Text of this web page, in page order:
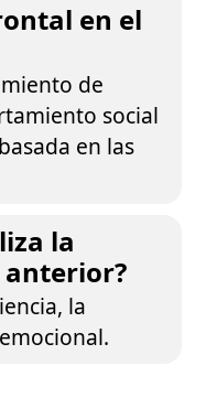
en el
de
social
en las
la
la